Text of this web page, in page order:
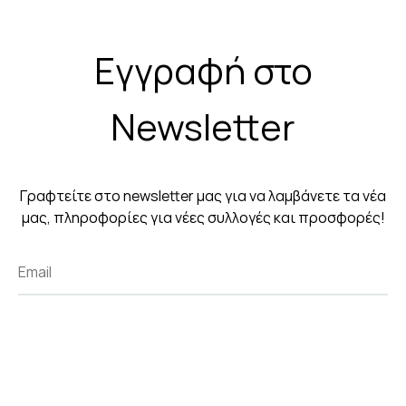
Εγγραφή στο
Newsletter
Γραφτείτε στο newsletter μας για να λαμβάνετε τα νέα
μας, πληροφορίες για νέες συλλογές και προσφορές!